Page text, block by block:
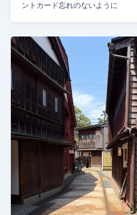
ントカード忘れのないように